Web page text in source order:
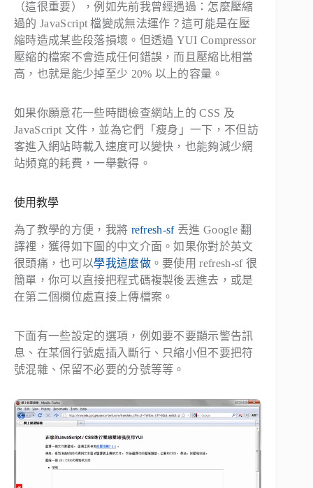
（這很重要），例如先前我曾經遇過：怎麼壓縮
過的 JavaScript 檔變成無法運作？這可能是在壓
縮時造成某些段落損壞。但透過 YUI Compressor
壓縮的檔案不會造成任何錯誤，而且壓縮比相當
高，也就是能少掉至少 20% 以上的容量。
如果你願意花一些時間檢查網站上的 CSS 及
JavaScript 文件，並為它們「瘦身」一下，不但訪
客進入網站時載入速度可以變快，也能夠減少網
站頻寬的耗費，一舉數得。
使用教學
為了教學的方便，我將 refresh-sf丟進 Google 翻
譯裡，獲得如下圖的中文介面。如果你對於英文
很頭痛，也可以學我這麼做。要使用 refresh-sf 很
簡單，你可以直接把程式碼複製後丟進去，或是
在第二個欄位處直接上傳檔案。
下面有一些設定的選項，例如要不要顯示警告訊
息、在某個行號處插入斷行、只縮小但不要把符
號混雜、保留不必要的分號等等。